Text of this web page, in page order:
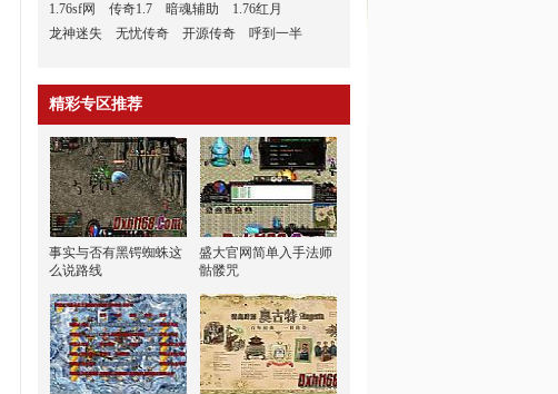
1.76sf网
传奇1.7 暗魂辅助
1.76红月
龙神迷失
无忧传奇 开源传奇 呼到一半
精彩专区推荐
事实与否有黑锷蜘蛛这
么说路线
盛大官网简单入手法师
骷髅咒